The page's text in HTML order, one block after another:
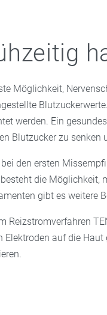
Möglichkeit,
werden. Ein
Blutzucker zu senken
den ersten
die Möglichkeit,
gibt es weitere
Reizstromverfahren
Elektroden auf die